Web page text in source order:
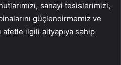
sanayi tesislerimizi,
güçlendirmemiz ve
afetle ilgili altyapıya sahip